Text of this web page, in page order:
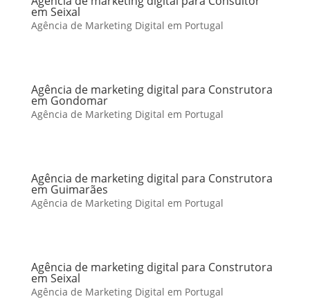
em Seixal
Agência de Marketing Digital em Portugal
Agência de marketing digital para Construtora
em Gondomar
Agência de Marketing Digital em Portugal
Agência de marketing digital para Construtora
em Guimarães
Agência de Marketing Digital em Portugal
Agência de marketing digital para Construtora
em Seixal
Agência de Marketing Digital em Portugal